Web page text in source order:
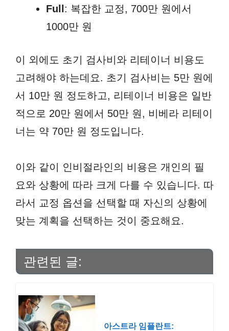
Full : 복잡한 교정, 700만 원에서
1000만 원
이 외에도 초기 검사비와 리테이너 비용도
고려해야 하는데요. 초기 검사비는 5만 원에
서 10만 원 정도하고, 리테이너 비용은 일반
적으로 20만 원에서 50만 원, 비베라 리테이
너는 약 70만 원 정도입니다.
이와 같이 인비절라인의 비용은 개인의 필
요와 상황에 따라 크게 다를 수 있습니다. 따
라서 교정 옵션을 선택할 때 자신의 상황에
맞는 계획을 선택하는 것이 중요해요.
관련된 글:
아스트라 임플란트: